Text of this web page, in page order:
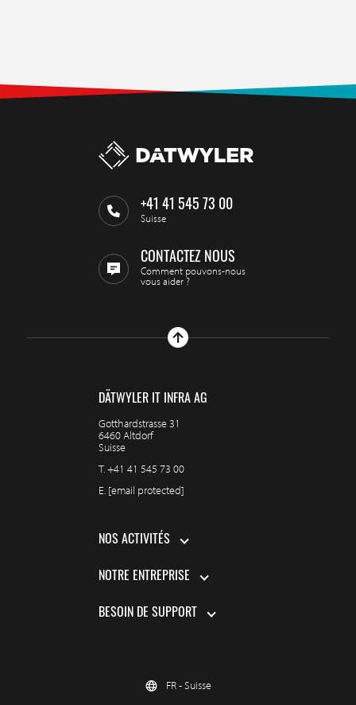
+41 41 545 73 00
Suisse
CONTACTEZ NOUS
Comment pouvons-nous
vous aider ?
DÄTWYLER IT INFRA AG
Gotthardstrasse 31
6460 Altdorf
Suisse
T.+41 41 545 73 00
E. [email protected]
NOS ACTIVITÉS
NOTRE ENTREPRISE
BESOIN DE SUPPORT
FR - Suisse